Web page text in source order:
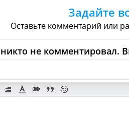
Обувь
Ювелирные
- Что
Боулинг
Задайте
Оставьте комментарий или
не комментировал.